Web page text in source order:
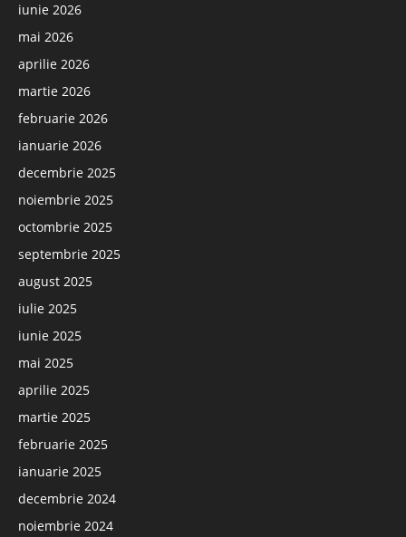
iunie 2026
mai 2026
aprilie 2026
martie 2026
februarie 2026
ianuarie 2026
decembrie 2025
noiembrie 2025
octombrie 2025
septembrie 2025
august 2025
iulie 2025
iunie 2025
mai 2025
aprilie 2025
martie 2025
februarie 2025
ianuarie 2025
decembrie 2024
noiembrie 2024